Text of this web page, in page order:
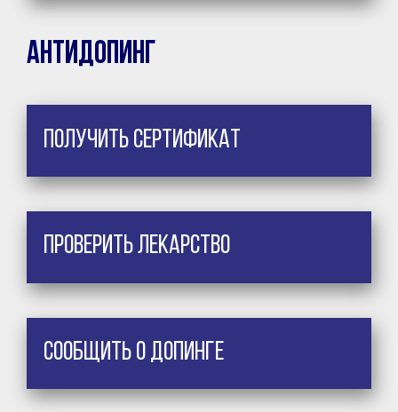
Антидопинг
Получить сертификат
Проверить лекарство
Сообщить о допинге